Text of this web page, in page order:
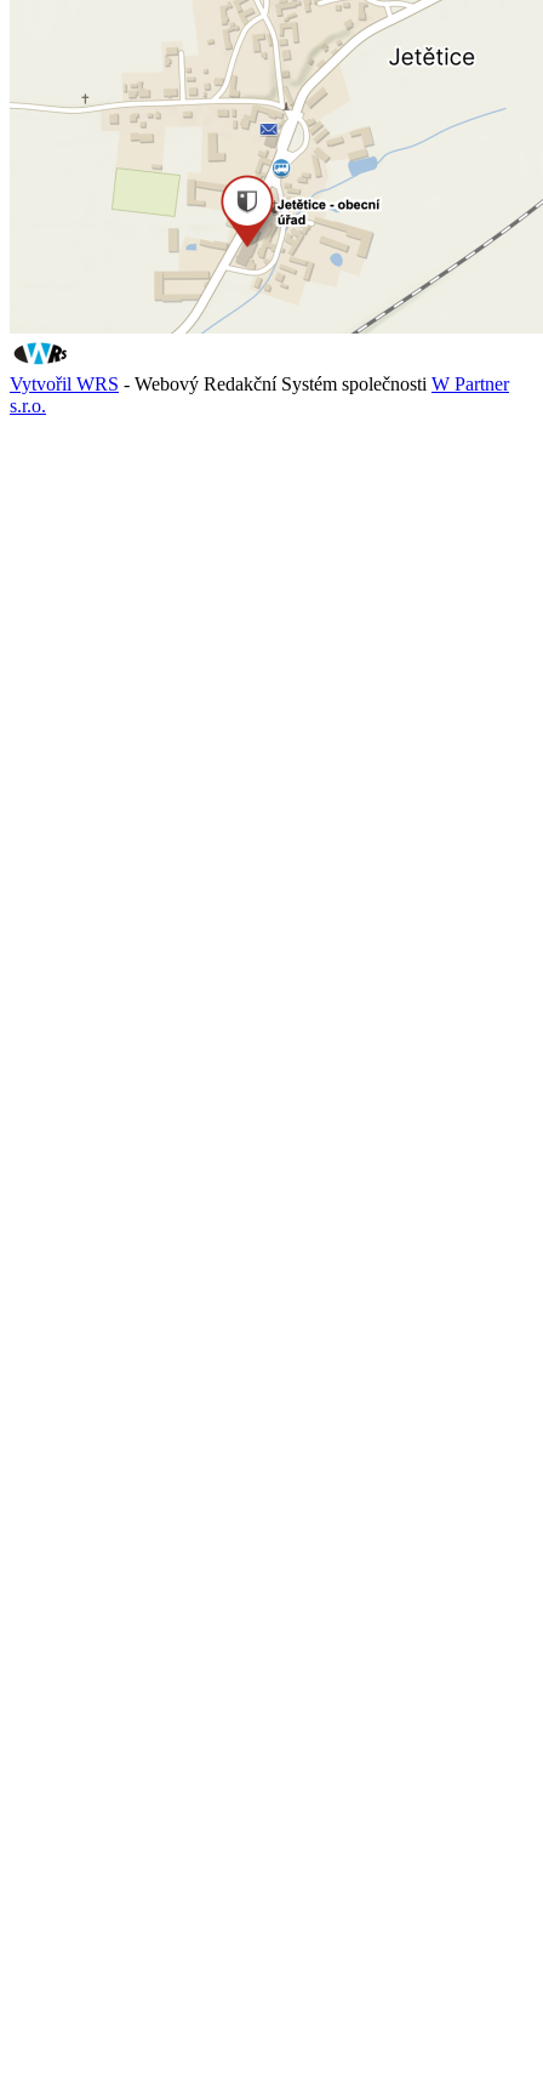
Vytvořil WRS - Webový Redakční Systém společnosti W Partner
s.r.o.